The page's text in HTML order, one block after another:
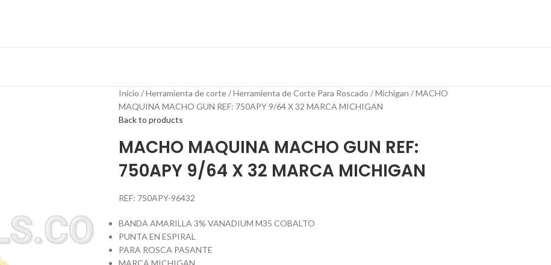
Inicio Herramienta de corte Herramienta de Corte Para Roscado Michigan
MACHO
MAQUINA MACHO GUN REF: 750APY 9/64 X 32 MARCA MICHIGAN
Back to products
MACHO MAQUINA MACHO GUN REF:
750APY 9/64 X 32 MARCA MICHIGAN
REF: 750APY-96432
BANDA AMARILLA 3% VANADIUM M35 COBALTO
PUNTA EN ESPIRAL
PARA ROSCA PASANTE
MARCA MICHIGAN